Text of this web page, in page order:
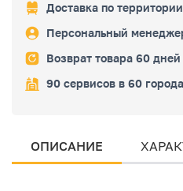
Доставка по
Персональный
Возврат товара 60 дней
90 сервисов в 60
ОПИСАНИЕ